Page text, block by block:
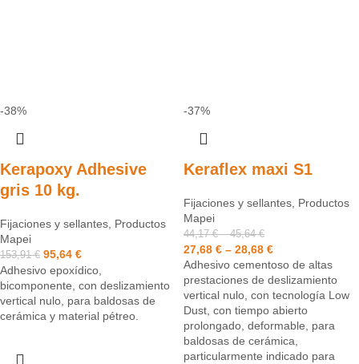
-38%
Kerapoxy Adhesive
gris 10 kg.
Fijaciones y sellantes Productos
Mapei
153,91€ 95,64 €
Adhesivo epoxídico,
bicomponente, con deslizamiento
vertical nulo, para baldosas de
cerámica y material pétreo.
-37%
Keraflex maxi S1
Fijaciones y sellantes Productos
Mapei
44,17€–45,64€
27,68 € – 28,68 €
Adhesivo cementoso de altas
prestaciones de deslizamiento
vertical nulo, con tecnología Low
Dust, con tiempo abierto
prolongado, deformable, para
baldosas de cerámica,
particularmente indicado para